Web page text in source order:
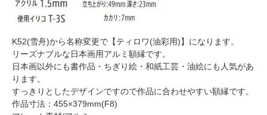
K52(雪舟)から名称変更で【ティロワ(油彩用)】になります。
リーズナブルな日本画用アルミ額縁です。
日本画以外にも書作品・ちぎり絵・和紙工芸・油絵にも人気があ
ります。
すっきりとしたデザインですので作品に合わせやすい額縁です。
作品寸法：455×379mm(F8)